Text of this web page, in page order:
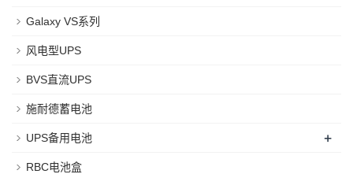
Galaxy VS系列
风电型UPS
BVS直流UPS
施耐德蓄电池
UPS备用电池 +
RBC电池盒